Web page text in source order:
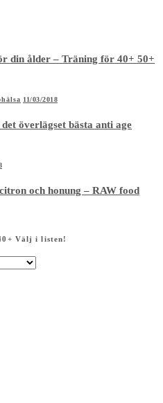
din ålder – Träning för 40+ 50+
11/03/2018
överlägset bästa anti age
och honung – RAW food
Välj i listen!